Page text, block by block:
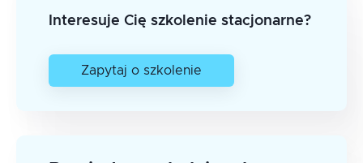
Interesuje Cię szkolenie stacjonarne?
Zapytaj o szkolenie